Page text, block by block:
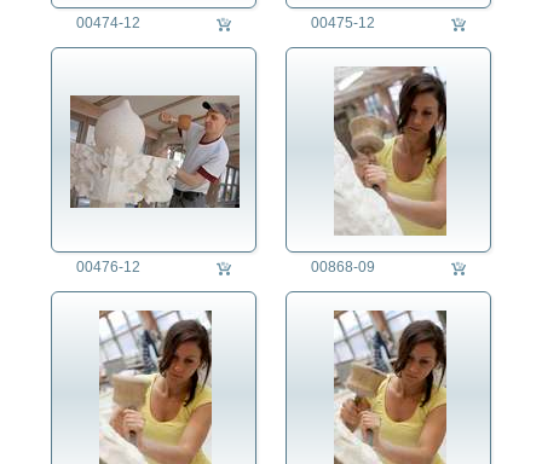
Heizungsmonteur/in
Imker
Industriemechaniker/in
Industriereiniger/in
Ingenieur/in
Installateur
Instrumentenbauer/in
Kameramann
Kaufmann/Kauffrau
Kellner/-in
Kfz-Mechaniker/in
Kirchenmaler/in
Koch/Köchin
00474-12 00475-12
00476-12 00868-09